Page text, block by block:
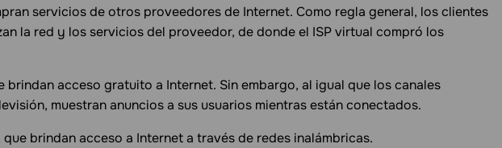
servicios de otros proveedores de Internet. Como regla general, los clientes
la red y los servicios del proveedor, de donde el ISP virtual compró los
brindan acceso gratuito a Internet. Sin embargo, al igual que los canales
muestran anuncios a sus usuarios mientras están conectados.
que brindan acceso a Internet a través de redes inalámbricas.